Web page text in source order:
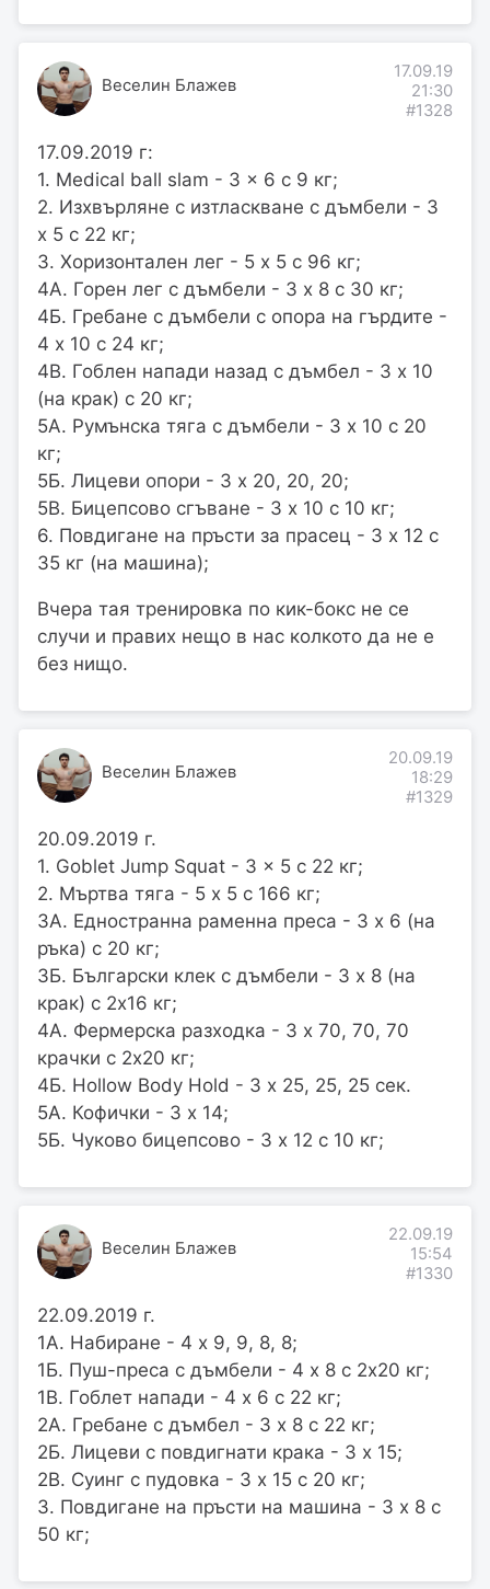
Веселин Блажев
17.09.19
21:30
#1328
17.09.2019 г:
1. Medical ball slam - 3 x 6 с 9 кг;
2. Изхвърляне с изтласкване с дъмбели - 3
х 5 с 22 кг;
3. Хоризонтален лег - 5 x 5 с 96 кг;
4А. Горен лег с дъмбели - 3 х 8 с 30 кг;
4Б. Гребане с дъмбели с опора на гърдите -
4 х 10 с 24 кг;
4В. Гоблен напади назад с дъмбел - 3 х 10
(на крак) с 20 кг;
5А. Румънска тяга с дъмбели - 3 х 10 с 20
кг;
5Б. Лицеви опори - 3 х 20, 20, 20;
5В. Бицепсово сгъване - 3 х 10 с 10 кг;
6. Повдигане на пръсти за прасец - 3 х 12 с
35 кг (на машина);
Вчера тая тренировка по кик-бокс не се
случи и правих нещо в нас колкото да не е
без нищо.
Веселин Блажев
20.09.19
18:29
#1329
20.09.2019 г.
1. Goblet Jump Squat - 3 x 5 с 22 кг;
2. Мъртва тяга - 5 х 5 с 166 кг;
3А. Едностранна раменна преса - 3 х 6 (на
ръка) с 20 кг;
3Б. Български клек с дъмбели - 3 х 8 (на
крак) с 2х16 кг;
4А. Фермерска разходка - 3 х 70, 70, 70
крачки с 2х20 кг;
4Б. Hollow Body Hold - 3 х 25, 25, 25 сек.
5А. Кофички - 3 х 14;
5Б. Чуково бицепсово - 3 х 12 с 10 кг;
Веселин Блажев
22.09.19
15:54
#1330
22.09.2019 г.
1А. Набиране - 4 x 9, 9, 8, 8;
1Б. Пуш-преса с дъмбели - 4 х 8 с 2х20 кг;
1В. Гоблет напади - 4 х 6 с 22 кг;
2A. Гребане с дъмбел - 3 х 8 с 22 кг;
2Б. Лицеви с повдигнати крака - 3 х 15;
2В. Суинг с пудовка - 3 х 15 с 20 кг;
3. Повдигане на пръсти на машина - 3 х 8 с
50 кг;